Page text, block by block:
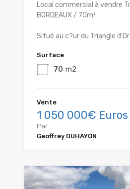
Local commercial à vendre
BORDEAUX / 70m²
Situé au c?ur du Triangle
Surface
70 m2
Vente
1 050 000€ Euros
Par
Geoffrey DUHAYON